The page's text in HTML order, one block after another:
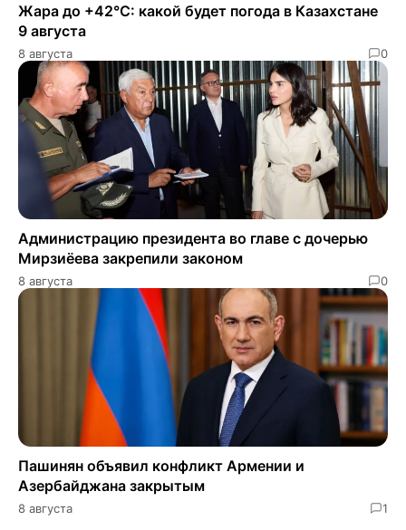
Жара до +42°C: какой будет погода в Казахстане
9 августа
8 августа 0
Администрацию президента во главе с дочерью
Мирзиёева закрепили законом
8 августа 0
Пашинян объявил конфликт Армении и
Азербайджана закрытым
8 августа 1